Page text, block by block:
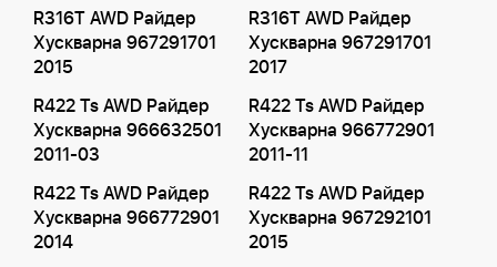
R316T AWD Райдер
Хускварна 967291701
2015
R316T AWD Райдер
Хускварна 967291701
2017
R422 Ts AWD Райдер
Хускварна 966632501
2011-03
R422 Ts AWD Райдер
Хускварна 966772901
2011-11
R422 Ts AWD Райдер
Хускварна 966772901
2014
R422 Ts AWD Райдер
Хускварна 967292101
2015